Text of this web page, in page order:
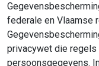
federale en Vlaamse
privacywet die regels
persoonsgegevens.